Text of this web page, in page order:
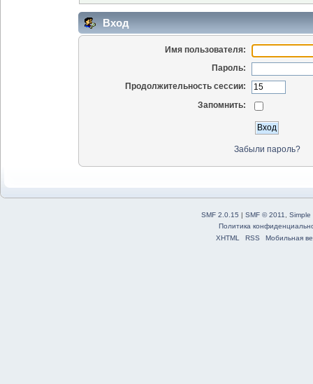
Вход
Имя пользователя:
Пароль:
Продолжительность сессии:
Запомнить:
Забыли пароль?
SMF 2.0.15 | SMF © 2011
Simple
Политика
XHTML
RSS Мобильная